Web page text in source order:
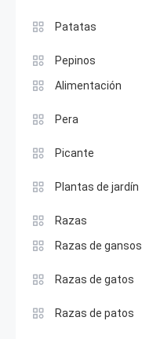
Patatas
Pepinos
Alimentación
Pera
Picante
Plantas de jardín
Razas
Razas de gansos
Razas de gatos
Razas de patos